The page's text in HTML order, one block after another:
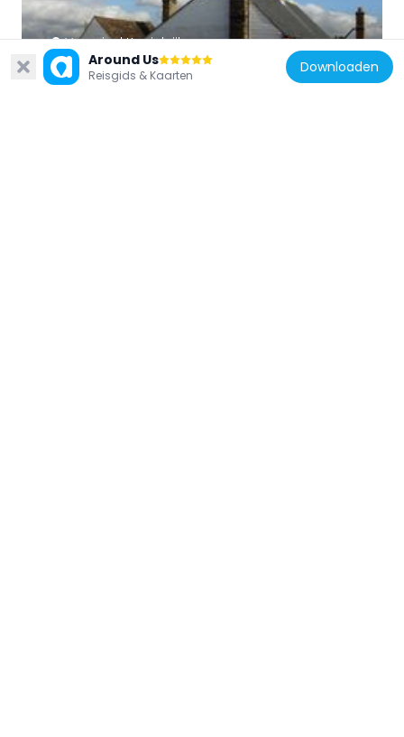
Verenigd Koninkrijk
World's End Inn
1.2 km
Around Us
Reisgids & Kaarten Downloaden